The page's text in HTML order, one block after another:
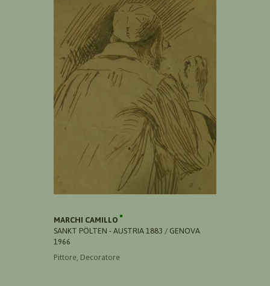
MARCHI CAMILLO
SANKT PÖLTEN - AUSTRIA 1883 / GENOVA
1966
Pittore, Decoratore